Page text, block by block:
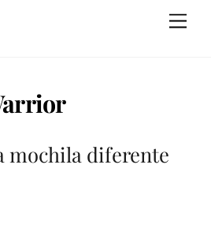
mochila diferente